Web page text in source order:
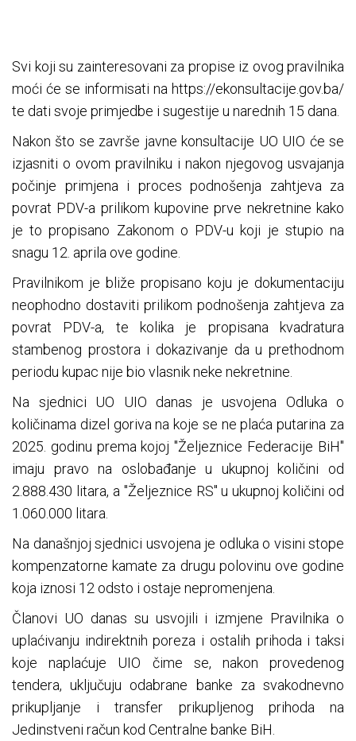
Svi koji su zainteresovani za propise iz ovog pravilnika
moći će se informisati na https://ekonsultacije.gov.ba/
te dati svoje primjedbe i sugestije u narednih 15 dana.
Nakon što se završe javne konsultacije UO UIO će se
izjasniti o ovom pravilniku i nakon njegovog usvajanja
počinje primjena i proces podnošenja zahtjeva za
povrat PDV-a prilikom kupovine prve nekretnine kako
je to propisano Zakonom o PDV-u koji je stupio na
snagu 12. aprila ove godine.
Pravilnikom je bliže propisano koju je dokumentaciju
neophodno dostaviti prilikom podnošenja zahtjeva za
povrat PDV-a, te kolika je propisana kvadratura
stambenog prostora i dokazivanje da u prethodnom
periodu kupac nije bio vlasnik neke nekretnine.
Na sjednici UO UIO danas je usvojena Odluka o
količinama dizel goriva na koje se ne plaća putarina za
2025. godinu prema kojoj "Željeznice Federacije BiH"
imaju pravo na oslobađanje u ukupnoj količini od
2.888.430 litara, a "Željeznice RS" u ukupnoj količini od
1.060.000 litara.
Na današnjoj sjednici usvojena je odluka o visini stope
kompenzatorne kamate za drugu polovinu ove godine
koja iznosi 12 odsto i ostaje nepromenjena.
Članovi UO danas su usvojili i izmjene Pravilnika o
uplaćivanju indirektnih poreza i ostalih prihoda i taksi
koje naplaćuje UIO čime se, nakon provedenog
tendera, uključuju odabrane banke za svakodnevno
prikupljanje i transfer prikupljenog prihoda na
Jedinstveni račun kod Centralne banke BiH.